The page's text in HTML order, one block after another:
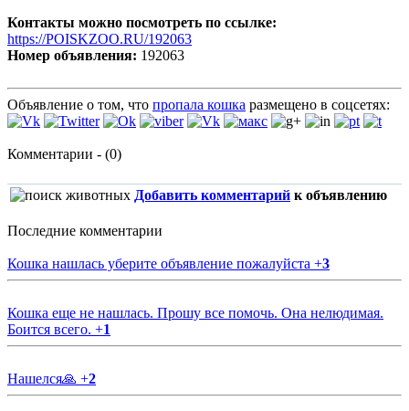
Контакты можно посмотреть по ссылке:
https://POISKZOO.RU/192063
Номер объявления: 192063
Объявление о том, что пропала кошка размещено в соцсетях:
Комментарии - (0)
Добавить комментарий к объявлению
Последние комментарии
Кошка нашлась уберите объявление пожалуйста +3
Кошка еще не нашлась. Прошу все помочь. Она нелюдимая.
Боится всего. +1
Нашелся🙏 +2